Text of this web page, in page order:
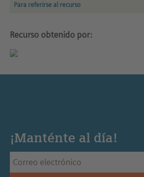
Para referirse al recurso
Recurso obtenido por:
¡Manténte al día!